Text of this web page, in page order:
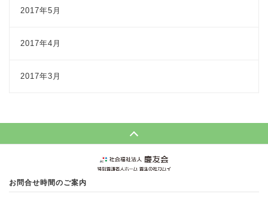
2017年5月
2017年4月
2017年3月
お問合せ時間のご案内